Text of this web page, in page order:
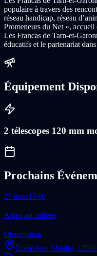
populaire à travers des
réseau handicap, réseau
Promeneurs du Net »,
Les Francas de Tarn-et-
éducatifs et le partenariat
Équipement
2 télescopes 120 mm
Prochains
27 mars17:00
Astro au collège
Observation
École Jean Moulin,